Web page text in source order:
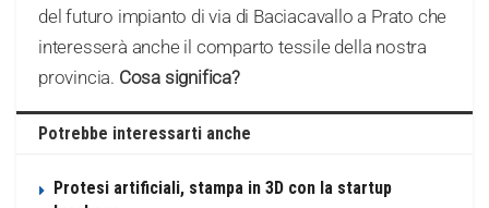
del futuro impianto di via di Baciacavallo a Prato che
interesserà anche il comparto tessile della nostra
provincia. Cosa significa?
Potrebbe interessarti anche
Protesi artificiali, stampa in 3D con la startup